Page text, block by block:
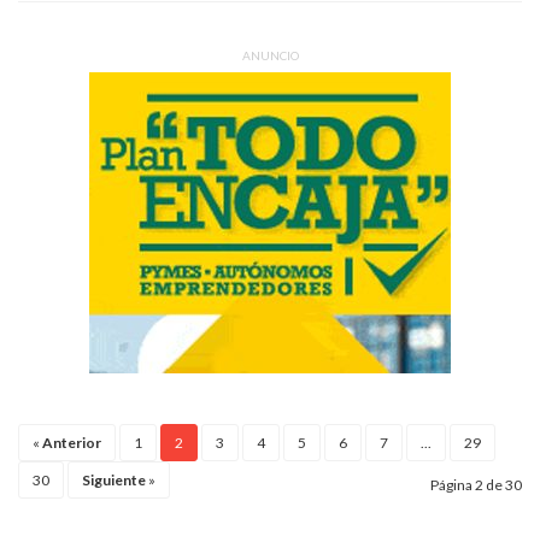
ANUNCIO
« Anterior 1 2 3 4 5 6 7 ... 29
30 Siguiente » Página 2 de 30